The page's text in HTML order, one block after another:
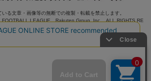
る文章・画像等の無断での複製・転載を禁止します。
FOOTBALL LEAGUE Rakuten Group, Inc. ALL RIGHTS RE
SERVED.